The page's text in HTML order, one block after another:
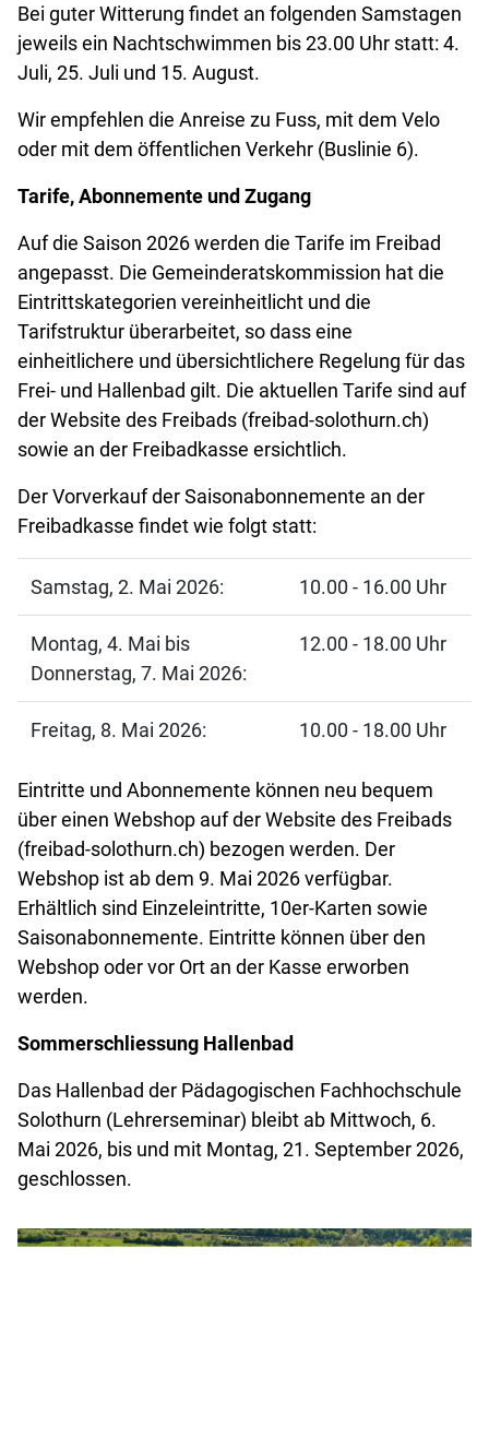
Bei guter Witterung findet an folgenden Samstagen
jeweils ein Nachtschwimmen bis 23.00 Uhr statt: 4.
Juli, 25. Juli und 15. August.
Wir empfehlen die Anreise zu Fuss, mit dem Velo
oder mit dem öffentlichen Verkehr (Buslinie 6).
Tarife, Abonnemente und Zugang
Auf die Saison 2026 werden die Tarife im Freibad
angepasst. Die Gemeinderatskommission hat die
Eintrittskategorien vereinheitlicht und die
Tarifstruktur überarbeitet, so dass eine
einheitlichere und übersichtlichere Regelung für das
Frei- und Hallenbad gilt. Die aktuellen Tarife sind auf
der Website des Freibads (freibad-solothurn.ch)
sowie an der Freibadkasse ersichtlich.
Der Vorverkauf der Saisonabonnemente an der
Freibadkasse findet wie folgt statt:
Samstag, 2. Mai 2026: 10.00 - 16.00 Uhr
Montag, 4. Mai bis
Donnerstag, 7. Mai 2026:
12.00 - 18.00 Uhr
Freitag, 8. Mai 2026: 10.00 - 18.00 Uhr
Eintritte und Abonnemente können neu bequem
über einen Webshop auf der Website des Freibads
(freibad-solothurn.ch) bezogen werden. Der
Webshop ist ab dem 9. Mai 2026 verfügbar.
Erhältlich sind Einzeleintritte, 10er-Karten sowie
Saisonabonnemente. Eintritte können über den
Webshop oder vor Ort an der Kasse erworben
werden.
Sommerschliessung Hallenbad
Das Hallenbad der Pädagogischen Fachhochschule
Solothurn (Lehrerseminar) bleibt ab Mittwoch, 6.
Mai 2026, bis und mit Montag, 21. September 2026,
geschlossen.